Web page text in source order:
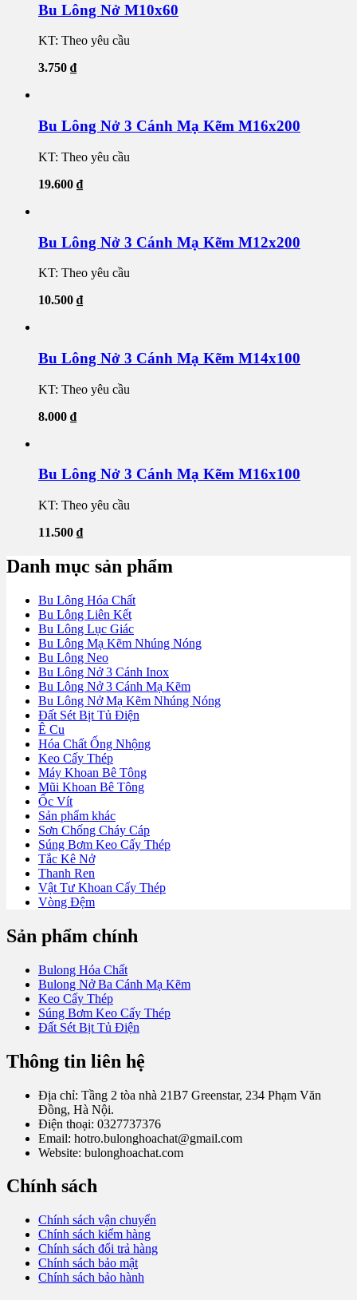
Bu Lông Nở M10x60
KT: Theo yêu cầu
3.750 ₫
Bu Lông Nở 3 Cánh Mạ Kẽm M16x200
KT: Theo yêu cầu
19.600 ₫
Bu Lông Nở 3 Cánh Mạ Kẽm M12x200
KT: Theo yêu cầu
10.500 ₫
Bu Lông Nở 3 Cánh Mạ Kẽm M14x100
KT: Theo yêu cầu
8.000 ₫
Bu Lông Nở 3 Cánh Mạ Kẽm M16x100
KT: Theo yêu cầu
11.500 ₫
Danh mục sản phẩm
Bu Lông Hóa Chất
Bu Lông Liên Kết
Bu Lông Lục Giác
Bu Lông Mạ Kẽm Nhúng Nóng
Bu Lông Neo
Bu Lông Nở 3 Cánh Inox
Bu Lông Nở 3 Cánh Mạ Kẽm
Bu Lông Nở Mạ Kẽm Nhúng Nóng
Đất Sét Bịt Tủ Điện
Ê Cu
Hóa Chất Ống Nhộng
Keo Cấy Thép
Máy Khoan Bê Tông
Mũi Khoan Bê Tông
Ốc Vít
Sản phẩm khác
Sơn Chống Cháy Cáp
Súng Bơm Keo Cấy Thép
Tắc Kê Nở
Thanh Ren
Vật Tư Khoan Cấy Thép
Vòng Đệm
Sản phẩm chính
Bulong Hóa Chất
Bulong Nở Ba Cánh Mạ Kẽm
Keo Cấy Thép
Súng Bơm Keo Cấy Thép
Đất Sét Bịt Tủ Điện
Thông tin liên hệ
Địa chỉ: Tầng 2 tòa nhà 21B7 Greenstar, 234 Phạm Văn
Đồng, Hà Nội.
Điện thoại: 0327737376
Email: hotro.bulonghoachat@gmail.com
Website: bulonghoachat.com
Chính sách
Chính sách vận chuyển
Chính sách kiểm hàng
Chính sách đổi trả hàng
Chính sách bảo mật
Chính sách bảo hành